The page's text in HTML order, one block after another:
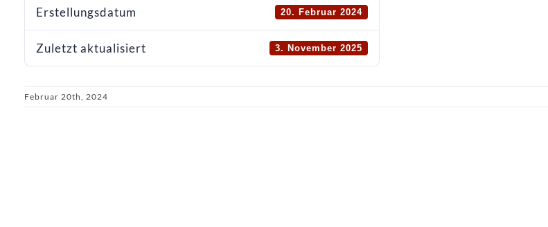
Erstellungsdatum 20. Februar 2024
Zuletzt aktualisiert 3. November 2025
Februar 20th, 2024